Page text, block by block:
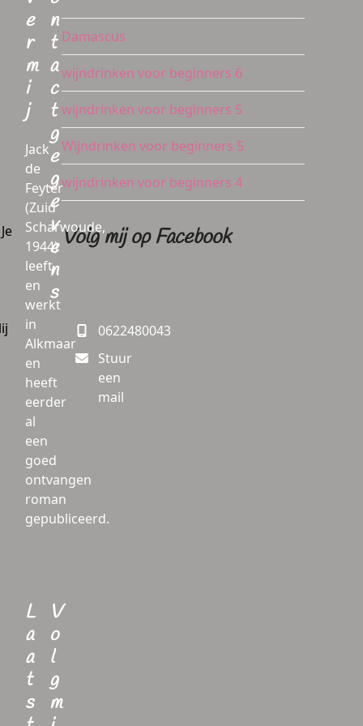
Damascus
wijndrinken voor beginners 6
wijndrinken voor beginners 5
Wijndrinken voor beginners 5
wijndrinken voor beginners 4
Volg mij op Facebook
e
r
m
i
j
Jack
de
Feyter
(Zuid
Scharwoude,
1944)
leeft
en
werkt
in
Alkmaar
en
heeft
eerder
al
een
goed
ontvangen
roman
gepubliceerd.
n
t
a
c
t
g
e
g
e
v
e
n
s
0622480043
Stuur
een
mail
L
a
a
t
s
V
o
l
g
m